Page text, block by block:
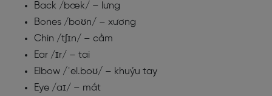
Back /bæk/ – lưng
Bones /boʊn/ – xương
Chin /tʃɪn/ – cằm
Ear /ɪr/ – tai
Elbow /ˈel.boʊ/ – khuỷu tay
Eye /aɪ/ – mắt